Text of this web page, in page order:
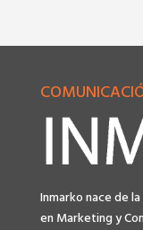
Inmarko nace de
en Marketing y